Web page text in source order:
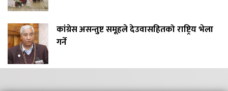
कांग्रेस असन्तुष्ट समूहले देउवासहितको राष्ट्रिय भेला
गर्ने